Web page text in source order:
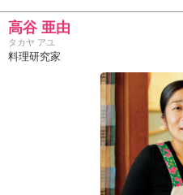
う
。
N
H
K
エ
デ
高谷 亜由
タカヤ アユ
料理研究家